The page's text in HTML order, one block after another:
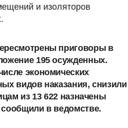
и изоляторов
приговоры в
195 осужденных.
экономических
видов наказания, снизили
из 13 622 назначены
в ведомстве.